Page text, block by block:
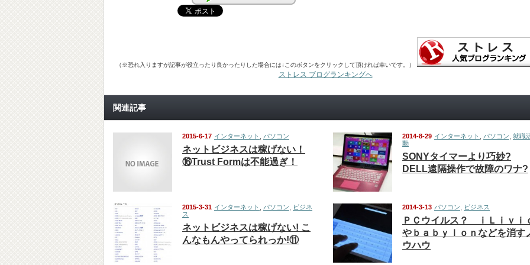
（※恐れ入りますが記事が役立ったり良かったりした場合には↓このボタンをクリックして頂ければ幸いです。）
ストレス ブログランキングへ
関連記事
2015-6-17 インターネット パソコン
ネットビジネスは稼げない！
⑯Trust Formは不能過ぎ！
2014-8-29 インターネット パソコン 就職
動
SONYタイマーより巧妙?
DELL遠隔操作で故障のワナ?
2015-3-31 インターネット パソコン
ビジネ
ス
ネットビジネスは稼げない! こ
んなもんやってられっか!⑪
2014-3-13 パソコン ビジネス
ＰＣウイルス？ ｉＬｉｖｉ
やｂａｂｙｌｏｎなどを消す
ウハウ